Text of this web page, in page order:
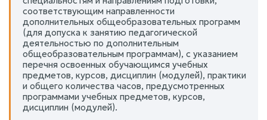
соответствующим направленности
дополнительных общеобразовательных программ
(для допуска к занятию педагогической
деятельностью по дополнительным
общеобразовательным программам), с указанием
перечня освоенных обучающимся учебных
предметов, курсов, дисциплин (модулей), практики
и общего количества часов, предусмотренных
программами учебных предметов, курсов,
дисциплин (модулей).